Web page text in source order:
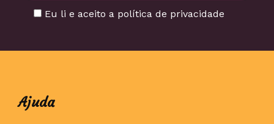
Eu li e aceito a política de privacidade
Ajuda